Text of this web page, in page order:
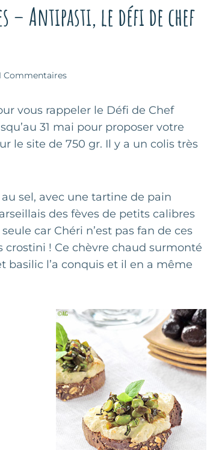
– Antipasti, le défi de chef
Commentaires
vous rappeler le Défi de Chef
31 mai pour proposer votre
le site de 750 gr. Il y a un colis très
sel, avec une tartine de pain
des fèves de petits calibres
car Chéri n’est pas fan de ces
crostini ! Ce chèvre chaud surmonté
basilic l’a conquis et il en a même